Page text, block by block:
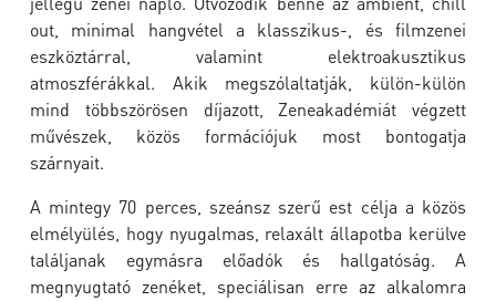
out, minimal hangvétel a klasszikus-, és filmzenei
eszköztárral, valamint elektroakusztikus
atmoszférákkal. Akik megszólaltatják, külön-külön
mind többszörösen díjazott, Zeneakadémiát végzett
művészek, közös formációjuk most bontogatja
szárnyait.
A mintegy 70 perces, szeánsz szerű est célja a közös
elmélyülés, hogy nyugalmas, relaxált állapotba kerülve
találjanak egymásra előadók és hallgatóság. A
megnyugtató zenéket, speciálisan erre az alkalomra